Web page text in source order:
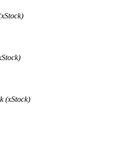
pasywny
(xStock)